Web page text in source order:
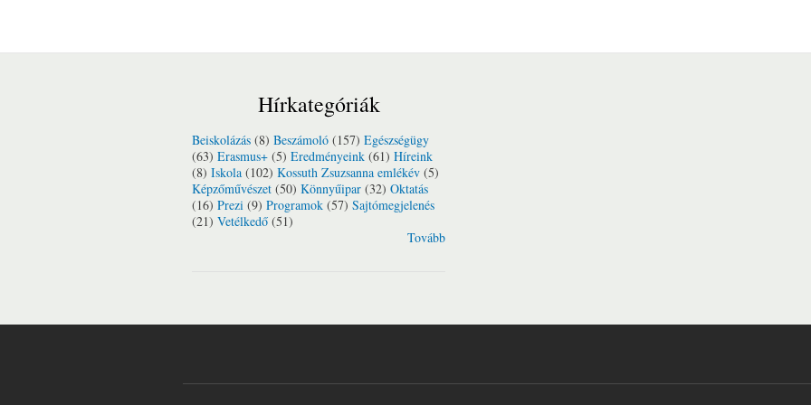
Hírkategóriák
Beiskolázás (8) Beszámoló (157) Egészségügy
(63) Erasmus+ (5) Eredményeink (61) Híreink
(8) Iskola (102) Kossuth Zsuzsanna emlékév (5)
Képzőművészet (50) Könnyűipar (32) Oktatás
(16) Prezi (9) Programok (57) Sajtómegjelenés
(21) Vetélkedő (51)
Tovább